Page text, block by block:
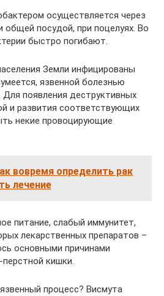
осуществляется через
общей посудой, при поцелуях. Во
быстро погибают.
Земли инфицированы
язвенной болезнью
появления деструктивных
и развития соответствующих
некие провоцирующие
вовремя определить рак
лечение
питание, слабый иммунитет,
лекарственных препаратов –
основными причинами
кишки.
процесс? Висмута